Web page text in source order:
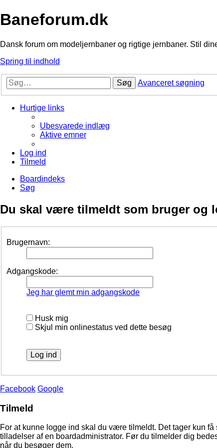
Baneforum.dk
Dansk forum om modeljernbaner og rigtige jernbaner. Stil
Spring til indhold
Søg Avanceret søgning
Hurtige links
Ubesvarede indlæg
Aktive emner
Log ind
Tilmeld
Boardindeks
Søg
Du skal være tilmeldt som bruger og
Brugernavn:
Adgangskode:
Jeg har glemt min adgangskode
Husk mig
Skjul min onlinestatus ved dette besøg
Facebook Google
Tilmeld
For at kunne logge ind skal du være tilmeldt. Det tager kun
tilladelser af en boardadministrator. Før du tilmelder dig
når du besøger dem.